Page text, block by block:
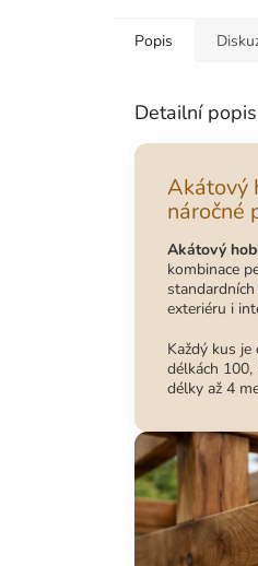
Popis
Detailní
Akátový
náročné
Akátový
kombinace
exteriéru i
Každý kus
délkách 100,
délky až 4